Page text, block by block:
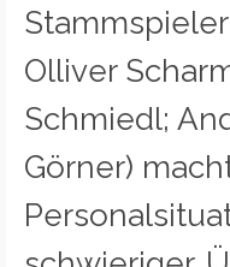
Olliver
Schmiedl;
Görner)